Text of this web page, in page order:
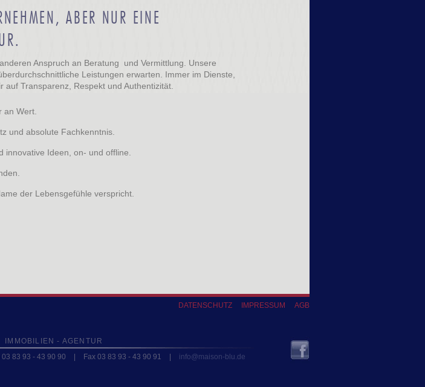
ABER NUR EINE
Anspruch an Beratung und Vermittlung. Unsere
Leistungen erwarten. Immer im Dienste,
Transparenz, Respekt und Authentizität.
an Wert.
und absolute Fachkenntnis.
innovative Ideen, on- und offline.
der Lebensgefühle verspricht.
AGB
IMPRESSUM
DATENSCHUTZ
IMMOBILIEN - AGENTUR
03 83 93 - 43 90 90 Fax 03 83 93 - 43 90 91 info@maison-blu.de